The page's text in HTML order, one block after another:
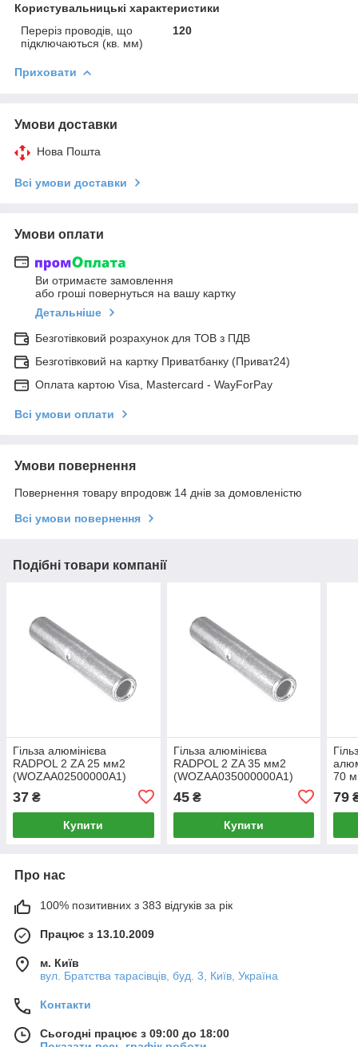
Користувальницькі характеристики
Переріз проводів, що
підключаються (кв. мм)
120
Приховати
Умови доставки
Нова Пошта
Всі умови доставки
Умови оплати
Ви отримаєте замовлення
або гроші повернуться на вашу картку
Детальніше
Безготівковий розрахунок для ТОВ з ПДВ
Безготівковий на картку Приватбанку (Приват24)
Оплата картою Visa, Mastercard - WayForPay
Всі умови оплати
Умови повернення
Повернення товару впродовж 14 днів за домовленістю
Всі умови повернення
Подібні товари компанії
Гільза алюмінієва
RADPOL 2 ZA 25 мм2
(WOZAA02500000A1)
37 ₴
Купити
Гільза алюмінієва
RADPOL 2 ZA 35 мм2
(WOZAA035000000A1)
45₴
Купити
70
79
Про нас
100% позитивних з 383 відгуків за рік
Працює з 13.10.2009
м. Київ
вул. Братства тарасівців, буд. 3, Київ, Україна
Контакти
Сьогодні працює з 09:00 до 18:00